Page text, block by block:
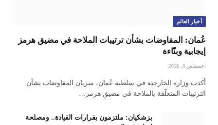
أخبار العالم
عُمان: المفاوضات بشأن ترتيبات الملاحة في مضيق هرمز
إيجابية وبنّاءة
أغسطس 8, 2026
أكدت وزارة الخارجية في سلطنة عُمان، سريان المفاوضات بشأن
الترتيبات المتعلّقة بالملاحة في مضيق هرمز…
بزشكيان: ملتزمون بقرارات القيادة.. ومصلحة